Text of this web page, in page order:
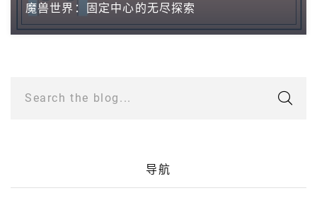
魔兽世界：固定中心的无尽探索
Search the blog...
导航